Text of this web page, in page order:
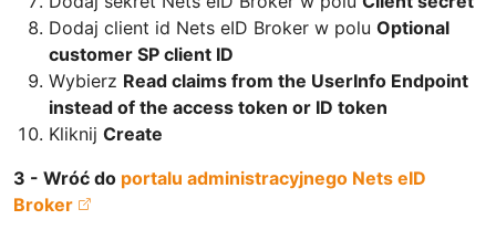
Dodaj client id Nets eID Broker w polu Optional
customer SP client ID
Wybierz Read claims from the UserInfo Endpoint
instead of the access token or ID token
Kliknij Create
3 - Wróć do portalu administracyjnego Nets eID
Broker